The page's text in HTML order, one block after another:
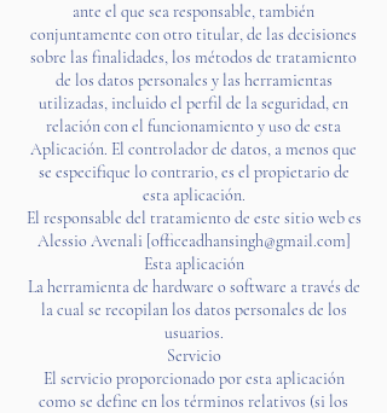
ante el que sea responsable, también
conjuntamente con otro titular, de las decisiones
sobre las finalidades, los métodos de tratamiento
de los datos personales y las herramientas
utilizadas, incluido el perfil de la seguridad, en
relación con el funcionamiento y uso de esta
Aplicación. El controlador de datos, a menos que
se especifique lo contrario, es el propietario de
esta aplicación.
El responsable del tratamiento de este sitio web es
Alessio Avenali [officeadhansingh@gmail.com]
Esta aplicación
La herramienta de hardware o software a través de
la cual se recopilan los datos personales de los
usuarios.
Servicio
El servicio proporcionado por esta aplicación
como se define en los términos relativos (si los